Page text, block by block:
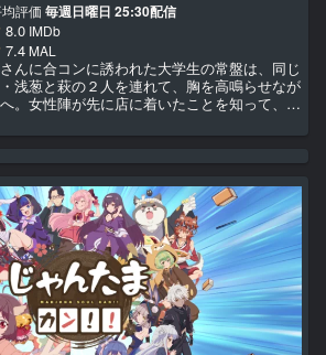
評価 毎週日曜日 25:30配信
8.0 IMDb
7.4 MAL
んに合コンに誘われた大学生の常盤は、同じ
浅葱と萩の２人を連れて、胸を高鳴らせなが
。女性陣が先に店に着いたことを知って、待
人と女０人の少し違った合コンが今始まる!?